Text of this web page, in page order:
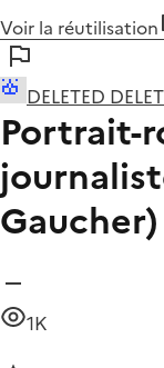
Voir la réutilisation
DELETED
Portrait-
Gaucher)
1K